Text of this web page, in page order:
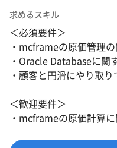
求めるスキル
＜必須要件＞
・mcframeの原価管理
・Oracle Databaseに関
・顧客と円滑にやり取
＜歓迎要件＞
・mcframeの原価計算